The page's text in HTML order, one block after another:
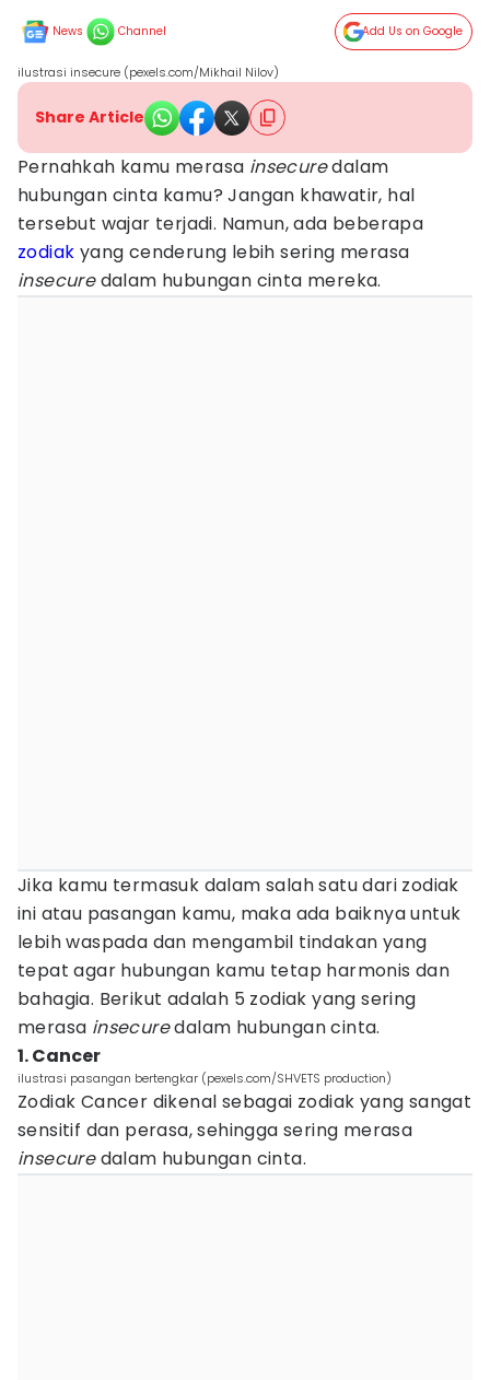
News Channel Add Us on Google
ilustrasi insecure (pexels.com/Mikhail Nilov)
Share Article
Pernahkah kamu merasa insecuredalam
hubungan cinta kamu? Jangan khawatir, hal
tersebut wajar terjadi. Namun, ada beberapa
zodiak yang cenderung lebih sering merasa
insecuredalam hubungan cinta mereka.
Jika kamu termasuk dalam salah satu dari zodiak
ini atau pasangan kamu, maka ada baiknya untuk
lebih waspada dan mengambil tindakan yang
tepat agar hubungan kamu tetap harmonis dan
bahagia. Berikut adalah 5 zodiak yang sering
merasa insecuredalam hubungan cinta.
1. Cancer
ilustrasi pasangan bertengkar (pexels.com/SHVETS production)
Zodiak Cancer dikenal sebagai zodiak yang sangat
sensitif dan perasa, sehingga sering merasa
insecuredalam hubungan cinta.